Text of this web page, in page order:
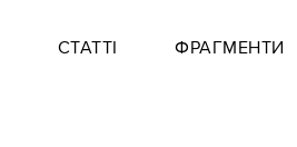
СТАТТІ ФРАГМЕНТИ